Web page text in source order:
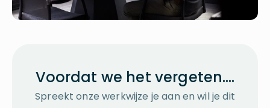
Voordat we het vergeten….
Spreekt onze werkwijze je aan en wil je dit